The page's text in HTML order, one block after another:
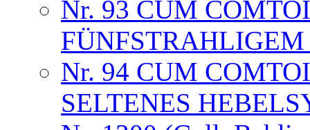
Nr. 93 CUM
FÜNFSTRAHLIGEM
Nr. 94 CUM
SELTENES